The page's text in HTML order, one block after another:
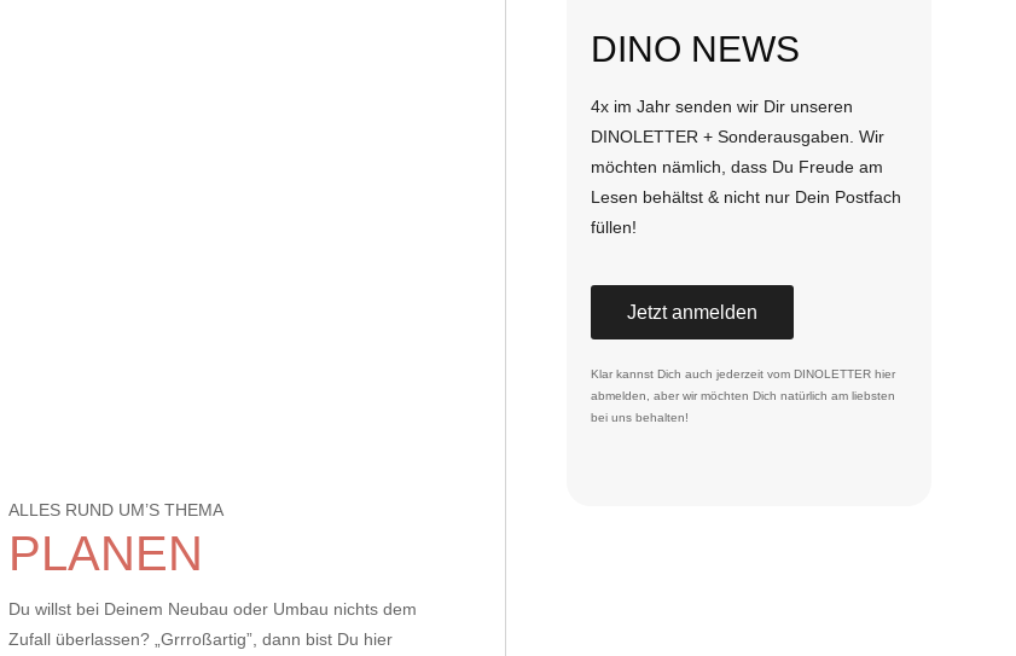
ALLES RUND UM’S THEMA
PLANEN
Du willst bei Deinem Neubau oder Umbau nichts dem
Zufall überlassen? „Grrroßartig”, dann bist Du hier
DINO NEWS
4x im Jahr senden wir Dir unseren
DINOLETTER + Sonderausgaben. Wir
möchten nämlich, dass Du Freude am
Lesen behältst & nicht nur Dein Postfach
füllen!
Jetzt anmelden
Klar kannst Dich auch jederzeit vom DINOLETTER hier
abmelden , aber wir möchten Dich natürlich am liebsten
bei uns behalten!